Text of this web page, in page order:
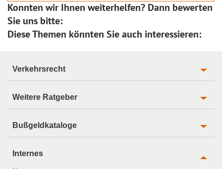
Konnten wir Ihnen weiterhelfen? Dann bewerten
Sie uns bitte:
Diese Themen könnten Sie auch interessieren:
Verkehrsrecht
Weitere Ratgeber
Bußgeldkataloge
Internes